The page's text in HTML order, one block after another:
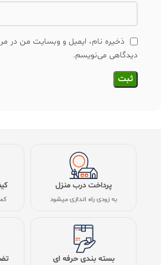
ذخیره نام، ایمیل و وبسایت من در
دیدگاهی می‌نویسم.
پرداخت درب منزل
به زودی راه اندازی میشود
بسته بندی حرفه ای